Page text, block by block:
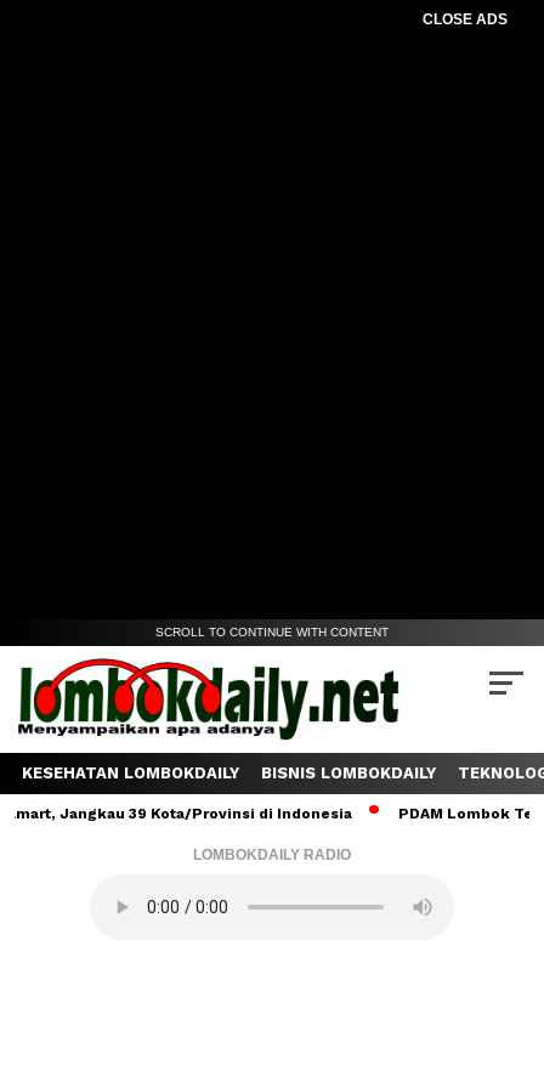
CLOSE ADS
SCROLL TO CONTINUE WITH CONTENT
KESEHATAN LOMBOKDAILY BISNIS LOMBOKDAILY
39 Kota/Provinsi di Indonesia PDAM Lombok Tengah
LOMBOKDAILY RADIO